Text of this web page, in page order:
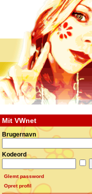
Mit VWnet
Brugernavn
Kodeord
Glemt password
Opret profil